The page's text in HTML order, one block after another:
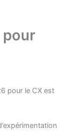
pour
pour le CX est